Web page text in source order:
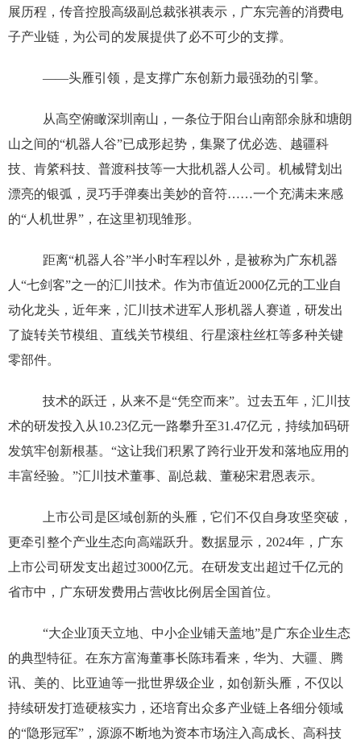
展历程，传音控股高级副总裁张祺表示，广东完善的消费电
子产业链，为公司的发展提供了必不可少的支撑。
——头雁引领，是支撑广东创新力最强劲的引擎。
从高空俯瞰深圳南山，一条位于阳台山南部余脉和塘朗
山之间的“机器人谷”已成形起势，集聚了优必选、越疆科
技、肯綮科技、普渡科技等一大批机器人公司。机械臂划出
漂亮的银弧，灵巧手弹奏出美妙的音符……一个充满未来感
的“人机世界”，在这里初现雏形。
距离“机器人谷”半小时车程以外，是被称为广东机器
人“七剑客”之一的汇川技术。作为市值近2000亿元的工业自
动化龙头，近年来，汇川技术进军人形机器人赛道，研发出
了旋转关节模组、直线关节模组、行星滚柱丝杠等多种关键
零部件。
技术的跃迁，从来不是“凭空而来”。过去五年，汇川技
术的研发投入从10.23亿元一路攀升至31.47亿元，持续加码研
发筑牢创新根基。“这让我们积累了跨行业开发和落地应用的
丰富经验。”汇川技术董事、副总裁、董秘宋君恩表示。
上市公司是区域创新的头雁，它们不仅自身攻坚突破，
更牵引整个产业生态向高端跃升。数据显示，2024年，广东
上市公司研发支出超过3000亿元。在研发支出超过千亿元的
省市中，广东研发费用占营收比例居全国首位。
“大企业顶天立地、中小企业铺天盖地”是广东企业生态
的典型特征。在东方富海董事长陈玮看来，华为、大疆、腾
讯、美的、比亚迪等一批世界级企业，如创新头雁，不仅以
持续研发打造硬核实力，还培育出众多产业链上各细分领域
的“隐形冠军”，源源不断地为资本市场注入高成长、高科技